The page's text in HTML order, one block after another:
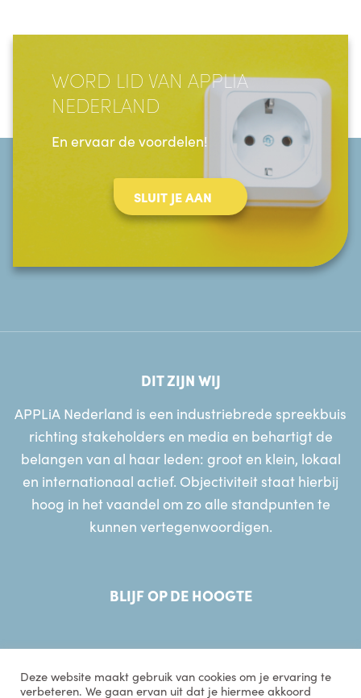
WORD LID VAN APPLIA
NEDERLAND
En ervaar de voordelen!
SLUIT JE AAN
DIT ZIJN WIJ
APPLiA Nederland is een industriebrede spreekbuis
richting stakeholders en media en behartigt de
belangen van al haar leden: groot en klein, lokaal
en internationaal actief. Objectiviteit staat hierbij
hoog in het vaandel om zo alle standpunten te
kunnen vertegenwoordigen.
BLIJF OP DE HOOGTE
Deze website maakt gebruik van cookies om je ervaring te
verbeteren. We gaan ervan uit dat je hiermee akkoord